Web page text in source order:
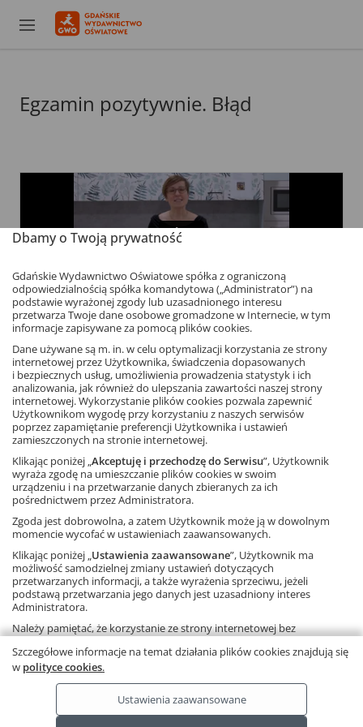
Egzamin pozytywnie. Błąd
FACEBOOK
POLECANE STRONY
WSPÓŁPRACA Z GWO
KONTAKT
Copyright © by Gdańskie Wydawnictwo Oświatowe - 2026
Dbamy o Twoją prywatność
Gdańskie Wydawnictwo Oświatowe spółka z ograniczoną
odpowiedzialnością spółka komandytowa („Administrator”) na
podstawie wyrażonej zgody lub uzasadnionego interesu
przetwarza Twoje dane osobowe gromadzone w Internecie, w tym
informacje zapisywane za pomocą plików cookies.
Dane używane są m. in. w celu optymalizacji korzystania ze strony
internetowej przez Użytkownika, świadczenia dopasowanych
i bezpiecznych usług, umożliwienia prowadzenia statystyk i ich
analizowania, jak również do ulepszania zawartości naszej strony
internetowej. Wykorzystanie plików cookies pozwala zapewnić
Użytkownikom wygodę przy korzystaniu z naszych serwisów
poprzez zapamiętanie preferencji Użytkownika i ustawień
zamieszczonych na stronie internetowej.
Klikając poniżej „Akceptuję i przechodzę do Serwisu”, Użytkownik
wyraża zgodę na umieszczanie plików cookies w swoim
urządzeniu i na przetwarzanie danych zbieranych za ich
pośrednictwem przez Administratora.
Zgoda jest dobrowolna, a zatem Użytkownik może ją w dowolnym
momencie wycofać w ustawieniach zaawansowanych.
Klikając poniżej „Ustawienia zaawansowane”, Użytkownik ma
możliwość samodzielnej zmiany ustawień dotyczących
przetwarzanych informacji, a także wyrażenia sprzeciwu, jeżeli
podstawą przetwarzania jego danych jest uzasadniony interes
Administratora.
Należy pamiętać, że korzystanie ze strony internetowej bez
urządzeniu końcowym Użytkownika.
Szczegółowe informacje na temat działania plików cookies znajdują się
w polityce cookies.
Ustawienia zaawansowane